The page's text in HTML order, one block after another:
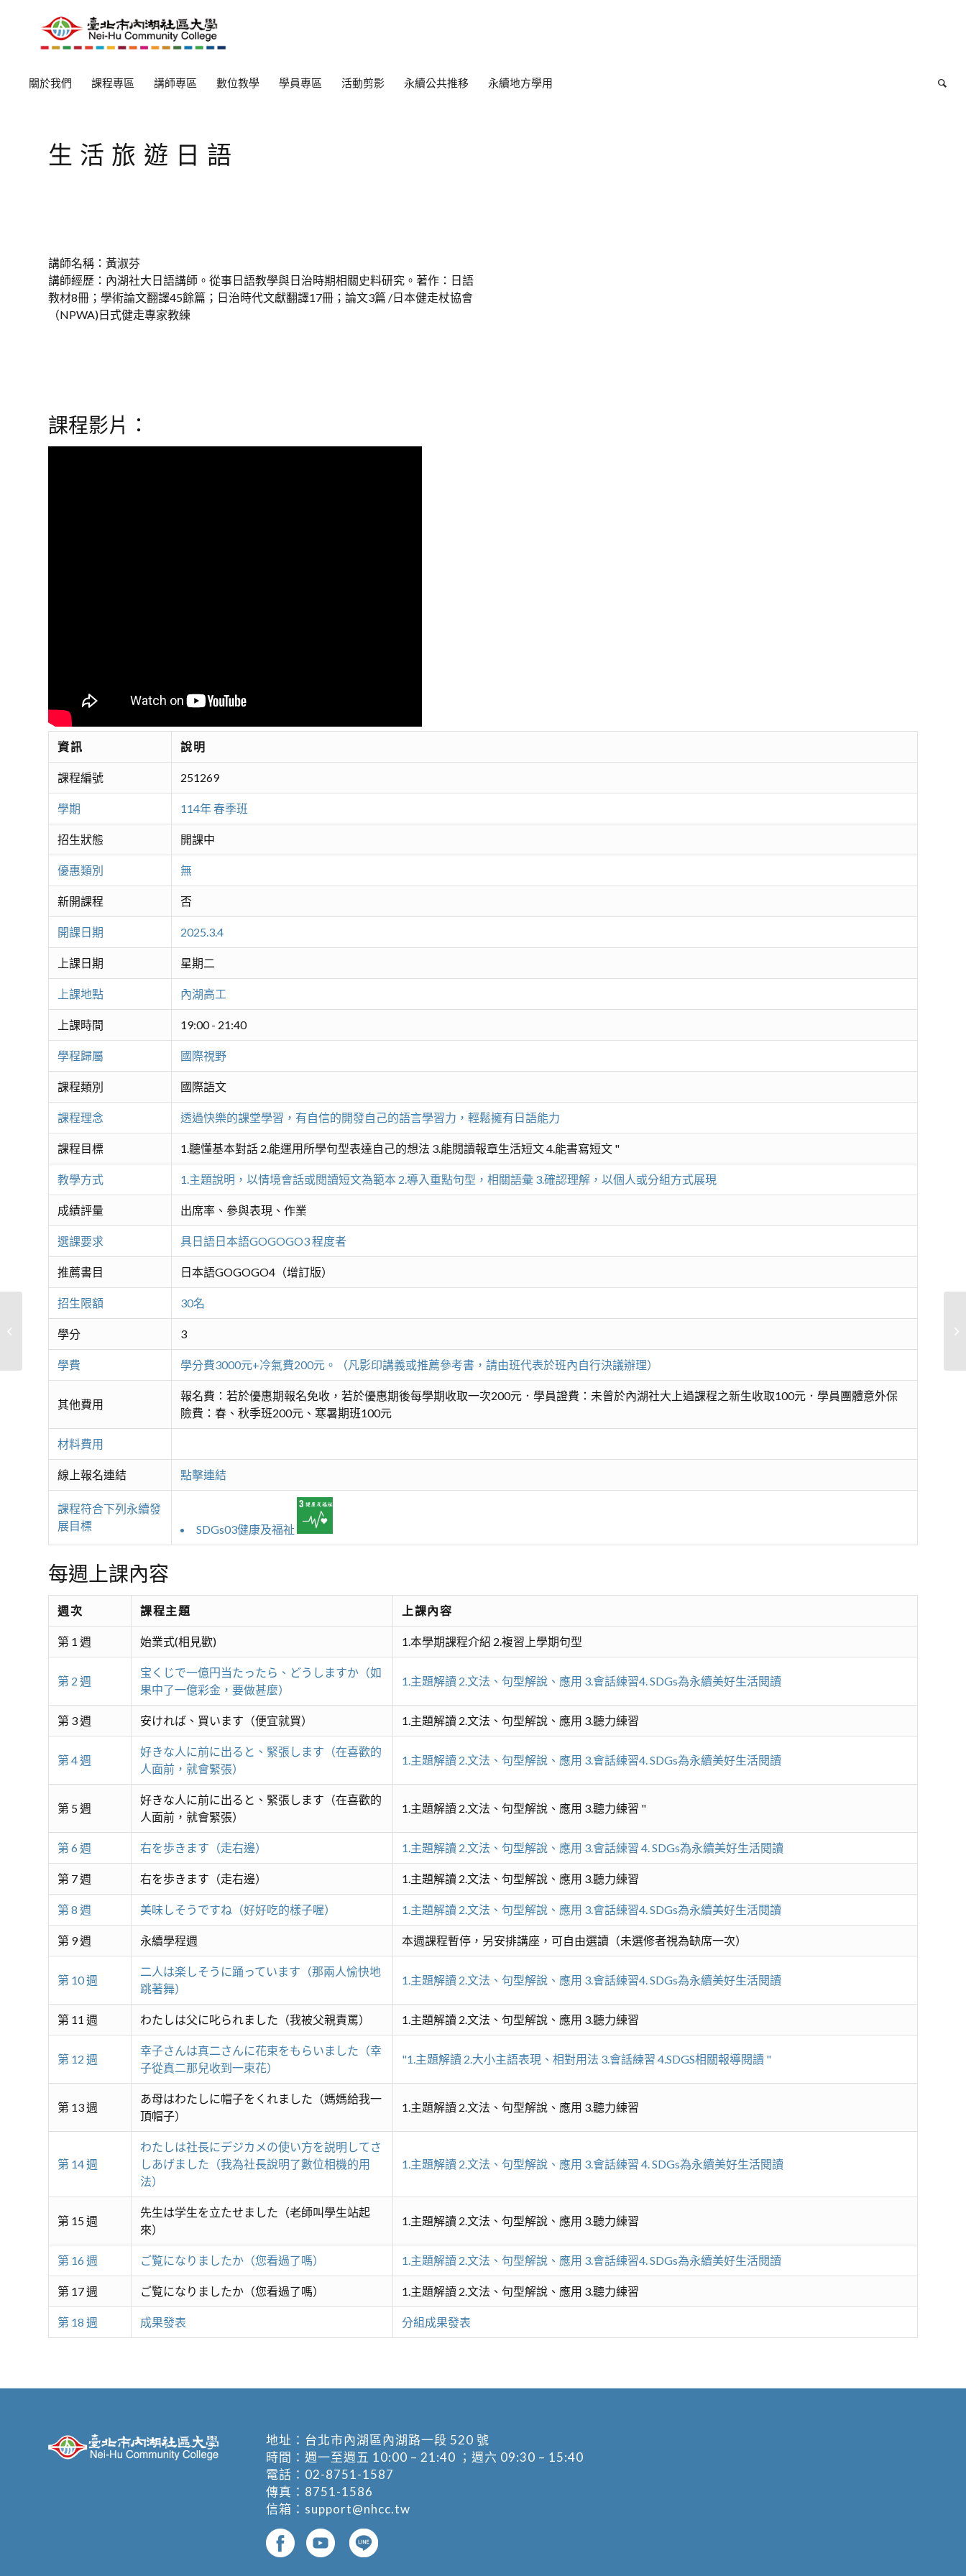
關於我們 課程專區 講師專區 數位教學 學員專區 活動剪影 永續公共推移 永續地方學用
生活旅遊日語
講師名稱：黃淑芬
講師經歷：內湖社大日語講師。從事日語教學與日治時期相關史料研究。著作：日語
教材8冊；學術論文翻譯45餘篇；日治時代文獻翻譯17冊；論文3篇 /日本健走杖協會
（NPWA)日式健走專家教練
課程影片：
資訊 說明
課程編號 251269
學期 114年 春季班
招生狀態 開課中
優惠類別 無
新開課程 否
開課日期 2025.3.4
上課日期 星期二
上課地點 內湖高工
上課時間 19:00 - 21:40
學程歸屬 國際視野
課程類別 國際語文
課程理念 透過快樂的課堂學習，有自信的開發自己的語言學習力，輕鬆擁有日語能力
課程目標 1.聽懂基本對話 2.能運用所學句型表達自己的想法 3.能閱讀報章生活短文 4.能書寫短文 "
教學方式 1.主題說明，以情境會話或閱讀短文為範本 2.導入重點句型，相關語彙 3.確認理解，以個人或分組方式展現
成績評量 出席率、參與表現、作業
選課要求 具日語日本語GOGOGO3 程度者
推薦書目 日本語GOGOGO4（增訂版）
招生限額 30名
學分 3
學費 學分費3000元+冷氣費200元。（凡影印講義或推薦參考書，請由班代表於班內自行決議辦理）
其他費用
報名費：若於優惠期報名免收，若於優惠期後每學期收取一次200元．學員證費：未曾於內湖社大上過課程之新生收取100元．學員團體意外保
險費：春、秋季班200元、寒暑期班100元
材料費用
線上報名連結 點擊連結
課程符合下列永續發
展目標
SDGs03健康及福祉
每週上課內容
週次 課程主題 上課內容
第 1 週 始業式(相見歡) 1.本學期課程介紹 2.複習上學期句型
第 2 週
宝くじで一億円当たったら、どうしますか（如
果中了一億彩金，要做甚麼）
1.主題解讀 2.文法、句型解說、應用 3.會話練習4. SDGs為永續美好生活閱讀
第 3 週 安ければ、買います（便宜就買） 1.主題解讀 2.文法、句型解說、應用 3.聽力練習
第 4 週
好きな人に前に出ると、緊張します（在喜歡的
人面前，就會緊張）
1.主題解讀 2.文法、句型解說、應用 3.會話練習4. SDGs為永續美好生活閱讀
第 5 週
好きな人に前に出ると、緊張します（在喜歡的
人面前，就會緊張）
1.主題解讀 2.文法、句型解說、應用 3.聽力練習 "
第 6 週 右を歩きます（走右邊） 1.主題解讀 2.文法、句型解說、應用 3.會話練習 4. SDGs為永續美好生活閱讀
第 7 週 右を歩きます（走右邊） 1.主題解讀 2.文法、句型解說、應用 3.聽力練習
第 8 週 美味しそうですね（好好吃的樣子喔） 1.主題解讀 2.文法、句型解說、應用 3.會話練習4. SDGs為永續美好生活閱讀
第 9 週 永續學程週 本週課程暫停，另安排講座，可自由選讀（未選修者視為缺席一次）
第 10 週
二人は楽しそうに踊っています（那兩人愉快地
跳著舞）
1.主題解讀 2.文法、句型解說、應用 3.會話練習4. SDGs為永續美好生活閱讀
第 11 週 わたしは父に叱られました（我被父親責罵） 1.主題解讀 2.文法、句型解說、應用 3.聽力練習
第 12 週
幸子さんは真二さんに花束をもらいました（幸
子從真二那兒收到一束花）
"1.主題解讀 2.大小主語表現、相對用法 3.會話練習 4.SDGS相關報導閱讀 "
第 13 週
あ母はわたしに帽子をくれました（媽媽給我一
頂帽子）
1.主題解讀 2.文法、句型解說、應用 3.聽力練習
第 14 週
わたしは社長にデジカメの使い方を説明してさ
しあげました（我為社長說明了數位相機的用
法）
1.主題解讀 2.文法、句型解說、應用 3.會話練習 4. SDGs為永續美好生活閱讀
第 15 週
先生は学生を立たせました（老師叫學生站起
來）
1.主題解讀 2.文法、句型解說、應用 3.聽力練習
第 16 週 ご覧になりましたか（您看過了嗎） 1.主題解讀 2.文法、句型解說、應用 3.會話練習4. SDGs為永續美好生活閱讀
第 17 週 ご覧になりましたか（您看過了嗎） 1.主題解讀 2.文法、句型解說、應用 3.聽力練習
第 18 週 成果發表 分組成果發表
地址： 台北市內湖區內湖路一段 520 號
時間：週一至週五 10:00 – 21:40 ；週六 09:30 – 15:40
電話： 02-8751-1587
傳真：8751-1586
信箱： support@nhcc.tw
日本語(二)